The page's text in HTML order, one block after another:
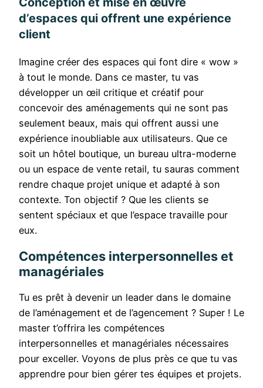
d’espaces qui offrent une expérience
client
Imagine créer des espaces qui font dire « wow »
à tout le monde. Dans ce master, tu vas
développer un œil critique et créatif pour
concevoir des aménagements qui ne sont pas
seulement beaux, mais qui offrent aussi une
expérience inoubliable aux utilisateurs. Que ce
soit un hôtel boutique, un bureau ultra-moderne
ou un espace de vente retail, tu sauras comment
rendre chaque projet unique et adapté à son
contexte. Ton objectif ? Que les clients se
sentent spéciaux et que l’espace travaille pour
eux.
Compétences interpersonnelles et
managériales
Tu es prêt à devenir un leader dans le domaine
de l’aménagement et de l’agencement ? Super ! Le
master t’offrira les compétences
interpersonnelles et managériales nécessaires
pour exceller. Voyons de plus près ce que tu vas
apprendre pour bien gérer tes équipes et projets.